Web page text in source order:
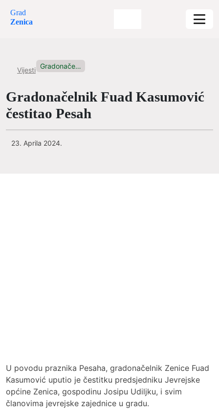
Grad
Zenica
Vijesti Gradonačelnik Fuad Kasumović čestitao Pesah
Gradonačelnik Fuad Kasumović
čestitao Pesah
23. Aprila 2024.
U povodu praznika Pesaha, gradonačelnik Zenice Fuad
Kasumović uputio je čestitku predsjedniku Jevrejske
općine Zenica, gospodinu Josipu Udiljku, i svim
članovima jevrejske zajednice u gradu.